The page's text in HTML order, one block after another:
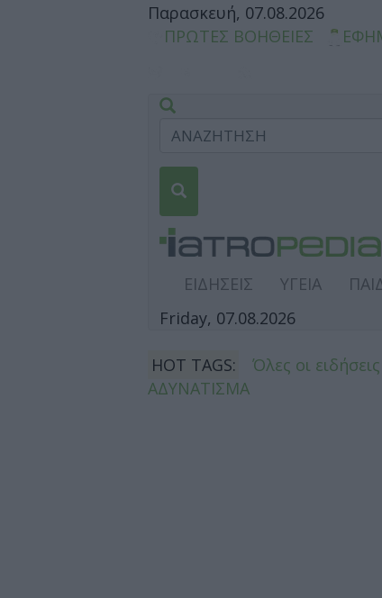
Παρασκευή, 07.08.2026
ΠΡΩΤΕΣ ΒΟΗΘΕΙΕΣ
ΕΙΔΗΣΕΙΣ ΥΓΕΙΑ
Friday, 07.08.2026
HOT TAGS: Όλες οι ειδήσεις
ΑΔΥΝΑΤΙΣΜΑ